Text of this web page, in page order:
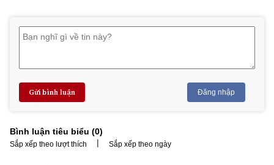
Gửi bình luận Đăng nhập
Bình luận tiêu biểu (0)
Sắp xếp theo lượt thích | Sắp xếp theo ngày